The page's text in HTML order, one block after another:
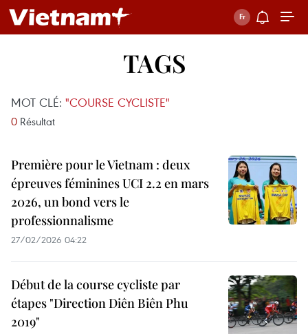
TAGS
MOT CLÉ: "COURSE CYCLISTE"
0 Résultat
Première pour le Vietnam : deux
épreuves féminines UCI 2.2 en mars
2026, un bond vers le
professionnalisme
27/02/2026 04:22
Début de la course cycliste par
étapes "Direction Diên Biên Phu
2019"